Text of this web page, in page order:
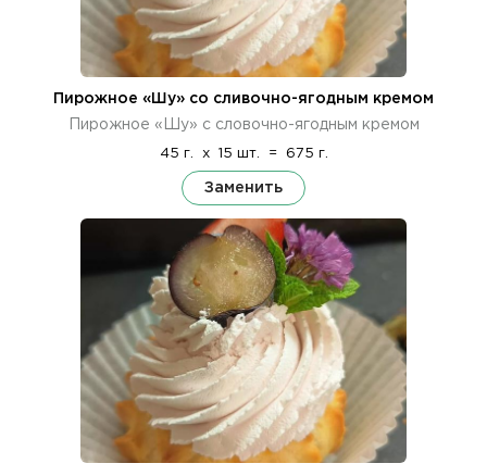
Пирожное «Шу» со сливочно-ягодным кремом
Пирожное «Шу» с словочно-ягодным кремом
45 г. x 15 шт. = 675 г.
Заменить